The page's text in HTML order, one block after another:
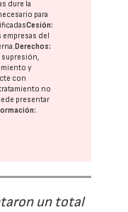
dure la
para
Cesión:
empresas del
Derechos:
y
con
no
presentar
un total